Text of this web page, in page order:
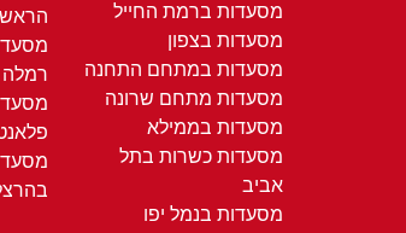
מסעדות ברמת החייל
מסעדות בצפון
מסעדות במתחם התחנה
מסעדות מתחם שרונה
מסעדות בממילא
מסעדות כשרות בתל
אביב
מסעדות בנמל יפו
רמלה